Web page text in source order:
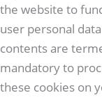
the website to
user personal
contents are
mandatory to
these cookies on